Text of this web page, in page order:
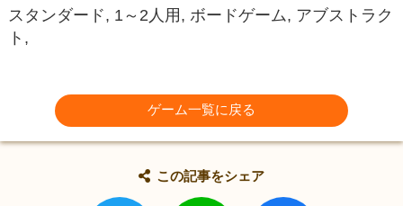
スタンダード, 1～2人用, ボードゲーム, アブストラク
ト,
ゲーム一覧に戻る
この記事をシェア